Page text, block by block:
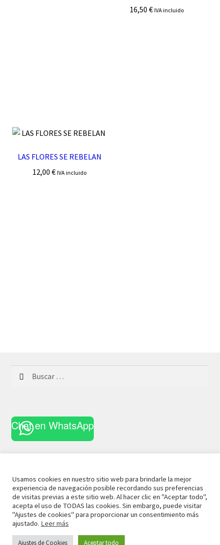
16,50 € IVA incluido
LAS FLORES SE REBELAN
12,00€ IVA incluido
Chat en WhatsApp
© 2022 La Casa CuriosaAviso Legal
Términos y
Condiciones
Política de Privacidad Política de Cookies
Usamos cookies en nuestro sitio web para brindarle la mejor
experiencia de navegación posible recordando sus preferencias
de visitas previas a este sitio web. Al hacer clic en "Aceptar todo",
acepta el uso de TODAS las cookies. Sin embargo, puede visitar
"Ajustes de cookies" para proporcionar un consentimiento más
ajustado. Leer más
Ajustes de Cookies Aceptar todo